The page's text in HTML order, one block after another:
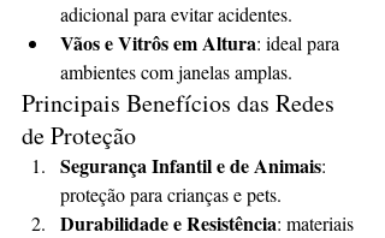
adicional para evitar acidentes.
Vãos e Vitrôs em Altura: ideal para
ambientes com janelas amplas.
Principais Benefícios das Redes
de Proteção
Segurança Infantil e de Animais:
proteção para crianças e pets.
Durabilidade e Resistência: materiais